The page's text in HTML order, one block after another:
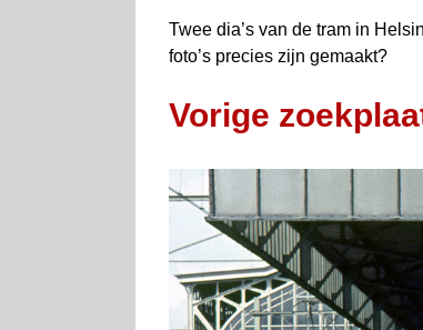
Twee dia’s van de tram in
foto’s precies zijn gemaakt?
Vorige